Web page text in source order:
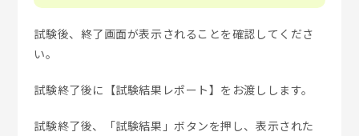
試験後、終了画面が表示されることを確認してくださ
い。
試験終了後に【試験結果レポート】をお渡しします。
試験終了後、「試験結果」ボタンを押し、表示された